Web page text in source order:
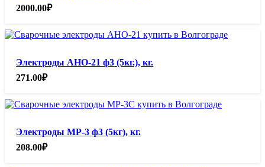
2000.00₽
Электроды АНО-21 ф3 (5кг.), кг.
271.00₽
Электроды МР-3 ф3 (5кг), кг.
208.00₽